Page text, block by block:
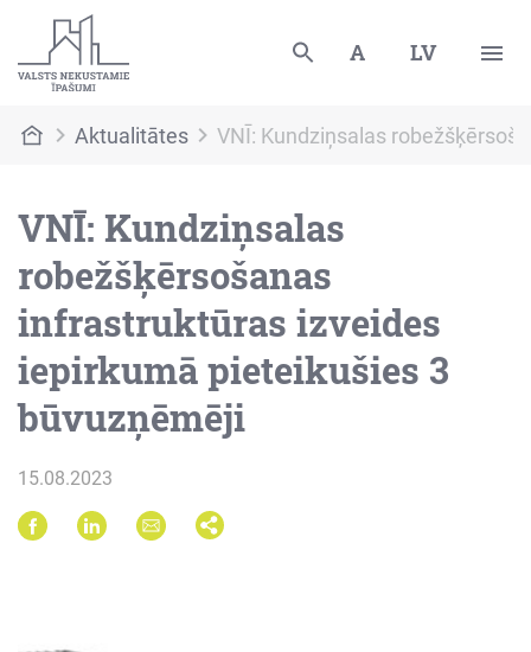
A LV
Aktualitātes VNĪ: Kundziņsalas
VNĪ: Kundziņsalas
robežšķērsošanas
infrastruktūras izveides
iepirkumā pieteikušies 3
būvuzņēmēji
15.08.2023